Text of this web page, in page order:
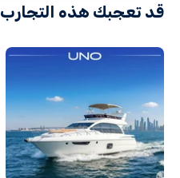
قد تعجبك هذه التجارب